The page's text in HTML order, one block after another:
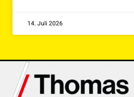
14. Juli 2026